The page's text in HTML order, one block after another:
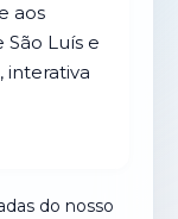
aos
Luís e
interativa
do nosso